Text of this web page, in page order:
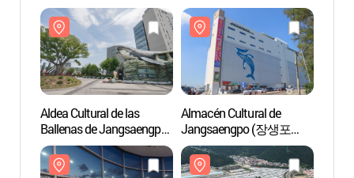
Aldea Cultural de las
Ballenas de Jangsaengpo
(장생포 고래문화마을)
Almacén Cultural de
Jangsaengpo (장생포
문화창고)